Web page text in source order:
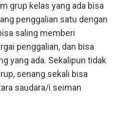
grup kelas yang ada bisa
penggalian satu dengan
saling memberi
penggalian, dan bisa
yang ada. Sekalipun tidak
senang sekali bisa
saudara/i seiman